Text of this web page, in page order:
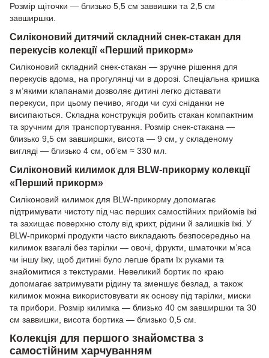
Розмір щіточки — близько 5,5 см заввишки та 2,5 см
завширшки.
Силіконовий дитячий складний снек-стакан для
перекусів колекції «Перший прикорм»
Силіконовий складний снек-стакан — зручне рішення для
перекусів вдома, на прогулянці чи в дорозі. Спеціальна кришка
з м’якими клапанами дозволяє дитині легко діставати
перекуси, при цьому печиво, ягоди чи сухі сніданки не
висипаються. Складна конструкція робить стакан компактним
та зручним для транспортування. Розмір снек-стакана —
близько 9,5 см завширшки, висота — 9 см, у складеному
вигляді — близько 4 см, об’єм ≈ 330 мл.
Силіконовий килимок для BLW-прикорму колекції
«Перший прикорм»
Силіконовий килимок для BLW-прикорму допомагає
підтримувати чистоту під час перших самостійних прийомів їжі
та захищає поверхню столу від крихт, рідини й залишків їжі. У
BLW-прикормі продукти часто викладають безпосередньо на
килимок взагалі без тарілки — овочі, фрукти, шматочки м’яса
чи іншу їжу, щоб дитині було легше брати їх руками та
знайомитися з текстурами. Невеликий бортик по краю
допомагає затримувати рідину та зменшує безлад, а також
килимок можна використовувати як основу під тарілки, миски
та прибори. Розмір килимка — близько 40 см завширшки та 30
см заввишки, висота бортика — близько 0,5 см.
Колекція для першого знайомства з
самостійним харчуванням